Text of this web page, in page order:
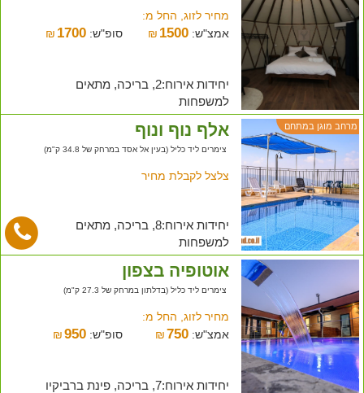
מחיר לזוג, החל מ:
אמצ"ש:
₪ 1500 סופ"ש: ₪ 1700
יחידות אירוח:2, בריכה, מתאים
למשפחות
מרחב מוגן במתחם אלף נוף ונוף
צימרים ליד כליל (בעין אל אסד במרחק של 34.8 ק"מ)
צלצל לקבלת מחיר
יחידות אירוח:8, בריכה, מתאים
למשפחות
אוטופיה בצפון
צימרים ליד כליל (בדלתון במרחק של 27.3 ק"מ)
מחיר לזוג, החל מ:
אמצ"ש:
₪750 סופ"ש: ₪ 950
יחידות אירוח:7, בריכה, פינת ברביקיו